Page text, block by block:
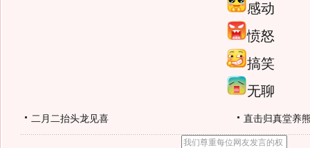
感动
愤怒
搞笑
无聊
二月二抬头龙见喜 直击归真堂养